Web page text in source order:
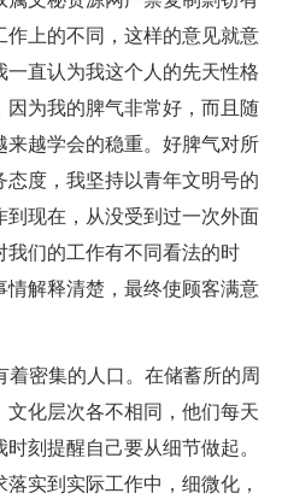
上的不同，这样的意见就意
直认为我这个人的先天性格
为我的脾气非常好，而且随
越学会的稳重。好脾气对所
度，我坚持以青年文明号的
现在，从没受到过一次外面
我们的工作有不同看法的时
解释清楚，最终使顾客满意
密集的人口。在储蓄所的周
化层次各不相同，他们每天
刻提醒自己要从细节做起。
实到实际工作中，细微化，